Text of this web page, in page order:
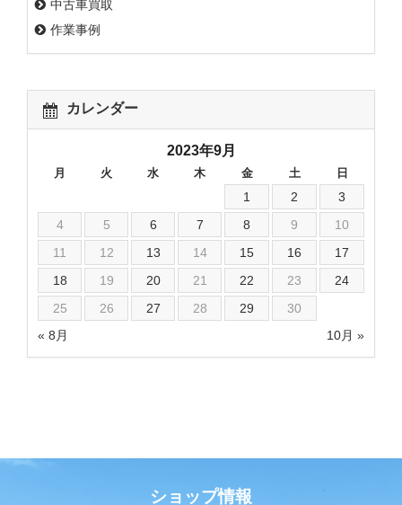
中古車買取
作業事例
カレンダー
2023年9月
月 火 水 木 金 土 日
« 8月 10月 »
1 2
3
4
5 6 7 8 9
10
11
12 13 14 15 16
17
18
19 20 21 22 23
24
25
26 27 28 29 30
ショップ情報